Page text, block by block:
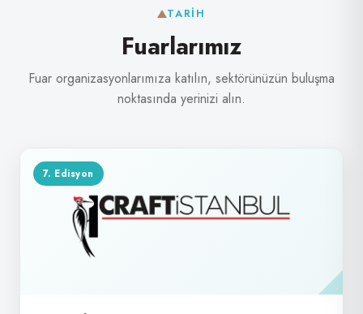
TARIH
Fuarlarımız
Fuar organizasyonlarımıza katılın, sektörünüzün buluşma
noktasında yerinizi alın.
7. Edisyon